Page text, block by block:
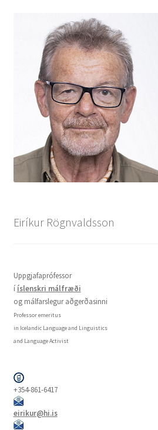
Eiríkur Rögnvaldsson
Uppgjafaprófessor
í íslenskri málfræði
og málfarslegur aðgerðasinni
Professor emeritus
in Icelandic Language and Linguistics
and Language Activist
+354-861-6417
eirikur@hi.is